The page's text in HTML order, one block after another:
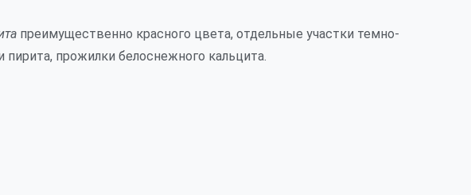
преимущественно красного цвета, отдельные участки темно-
прожилки белоснежного кальцита.